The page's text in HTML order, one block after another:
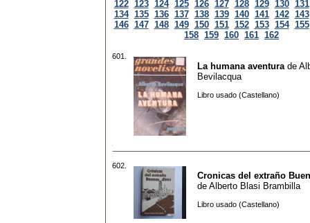
122 123 124 125 126 127 128 129 130 131
134 135 136 137 138 139 140 141 142 143
146 147 148 149 150 151 152 153 154 155
158 159 160 161 162
601.
La humana aventura de
Bevilacqua
Libro usado (Castellano)
602.
Cronicas del extraño
de Alberto Blasi Brambilla
Libro usado (Castellano)